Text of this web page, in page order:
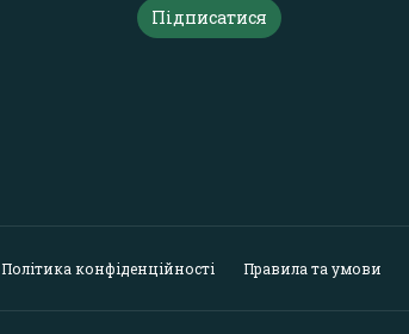
Підписатися
Політика конфіденційності Правила та умови